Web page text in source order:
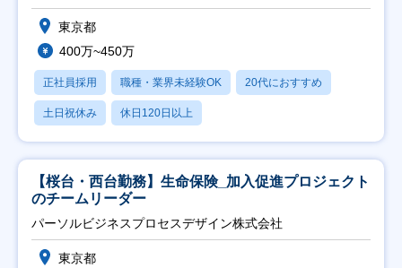
東京都
400万~450万
正社員採用 職種・業界未経験OK 20代におすすめ
土日祝休み 休日120日以上
【桜台・西台勤務】生命保険_加入促進プロジェクト
のチームリーダー
パーソルビジネスプロセスデザイン株式会社
東京都